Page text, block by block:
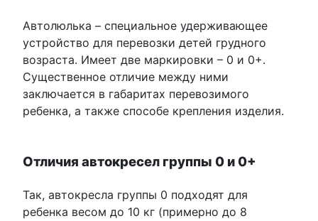
Автолюлька – специальное удерживающее
устройство для перевозки детей грудного
возраста. Имеет две маркировки – 0 и 0+.
Существенное отличие между ними
заключается в габаритах перевозимого
ребенка, а также способе крепления изделия.
Отличия автокресел группы 0 и 0+
Так, автокресла группы 0 подходят для
ребенка весом до 10 кг (примерно до 8